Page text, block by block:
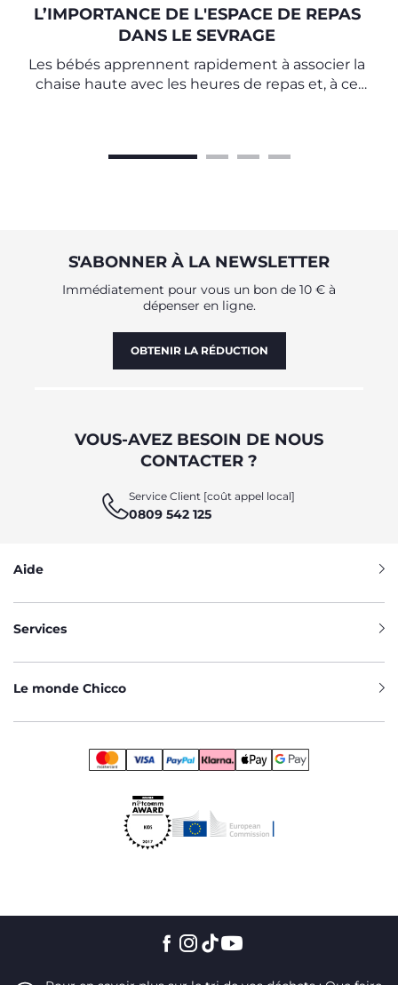
L’IMPORTANCE DE L'ESPACE DE REPAS
DANS LE SEVRAGE
Les bébés apprennent rapidement à associer la
chaise haute avec les heures de repas et, à ce
S'ABONNER À LA NEWSLETTER
Immédiatement pour vous un bon de 10 € à
dépenser en ligne.
OBTENIR LA RÉDUCTION
VOUS-AVEZ BESOIN DE NOUS
CONTACTER ?
Service Client [coût appel local]
0809 542 125
Aide
Services
Le monde Chicco